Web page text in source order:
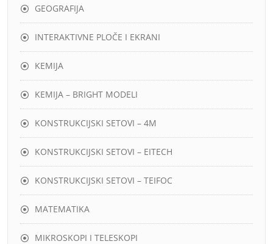
GEOGRAFIJA
INTERAKTIVNE PLOČE I EKRANI
KEMIJA
KEMIJA – BRIGHT MODELI
KONSTRUKCIJSKI SETOVI – 4M
KONSTRUKCIJSKI SETOVI – EITECH
KONSTRUKCIJSKI SETOVI – TEIFOC
MATEMATIKA
MIKROSKOPI I TELESKOPI